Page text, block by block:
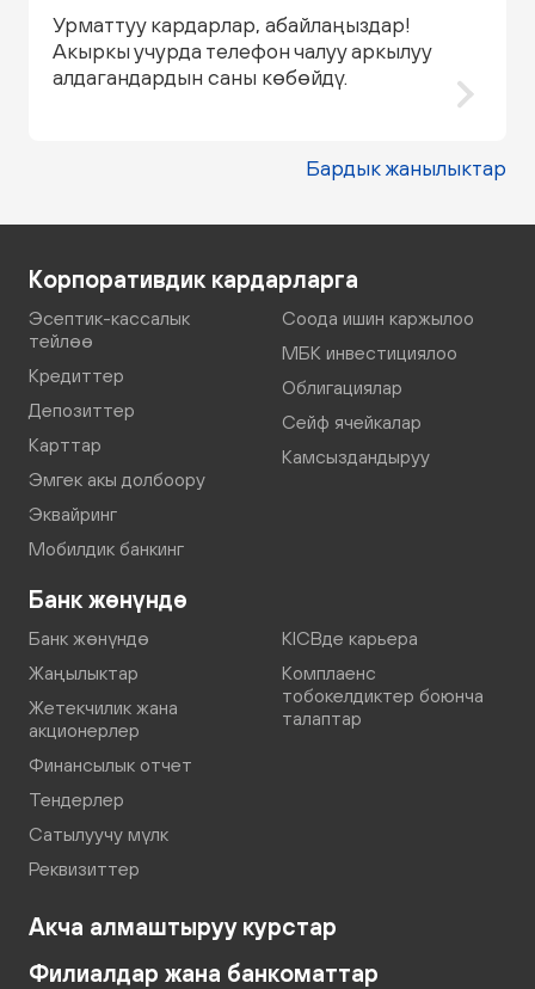
Урматтуу кардарлар, абайлаңыздар!
Акыркы учурда телефон чалуу аркылуу
алдагандардын саны көбөйдү.
Бардык жанылыктар
Корпоративдик кардарларга
Эсептик-кассалык
тейлөө
Кредиттер
Депозиттер
Карттар
Эмгек акы долбоору
Эквайринг
Мобилдик банкинг
Соода ишин каржылоо
МБК инвестициялоо
Облигациялар
Сейф ячейкалар
Камсыздандыруу
Банк жөнүндө
Банк жөнүндө
Жаңылыктар
Жетекчилик жана
акционерлер
Финансылык отчет
Тендерлер
Сатылуучу мүлк
Реквизиттер
KICBде карьера
Комплаенс
тобокелдиктер боюнча
талаптар
Акча алмаштыруу курстар
Филиалдар жана банкоматтар